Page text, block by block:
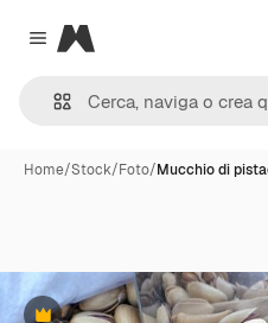
Close menu
Magnific
Home/Stock/Foto/Mucchio di